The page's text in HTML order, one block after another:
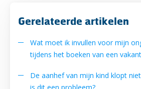
Gerelateerde artikelen
Wat moet ik invullen voor mijn
tijdens het boeken van een
De aanhef van mijn kind klopt